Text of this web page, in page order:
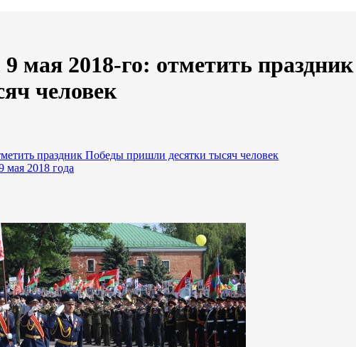
9 мая 2018-го: отметить
человек
праздник Победы пришли десятки тысяч человек
мая 2018 года